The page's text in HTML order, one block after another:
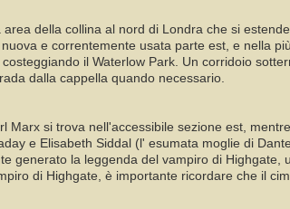
della collina al nord di Londra che si
e correntemente usata parte est, e nella
il Waterlow Park. Un corridoio
dalla cappella quando necessario.
Marx si trova nell'accessibile sezione est,
e Elisabeth Siddal (l' esumata moglie di
generato la leggenda del vampiro di
di Highgate, è importante ricordare che il